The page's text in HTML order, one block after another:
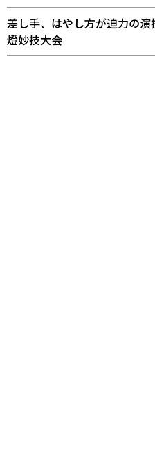
差し手、はやし方が迫力の
燈妙技大会